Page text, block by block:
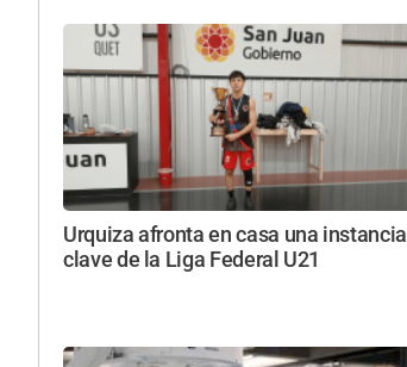
Urquiza afronta en casa una instancia
clave de la Liga Federal U21